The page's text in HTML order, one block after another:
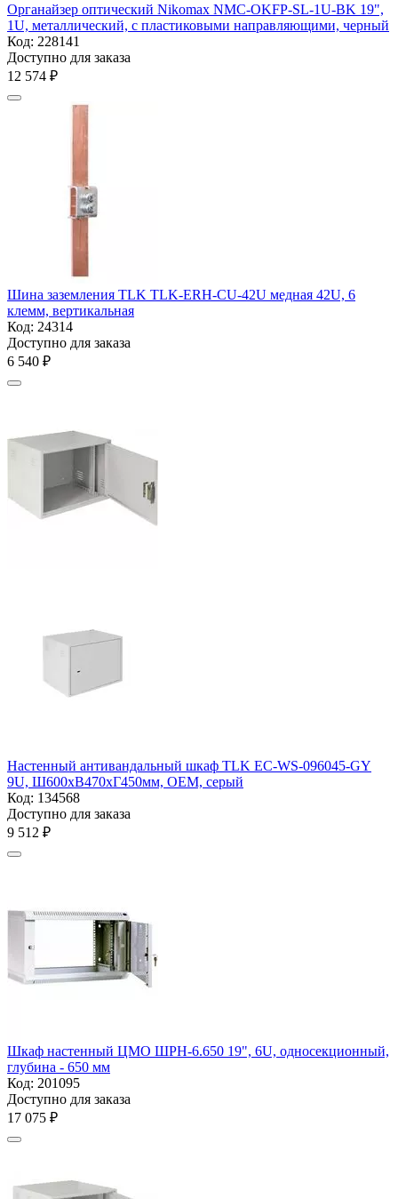
Органайзер оптический Nikomax NMC-OKFP-SL-1U-BK 19",
1U, металлический, с пластиковыми направляющими, черный
Код: 228141
Доступно для заказа
12 574 ₽
Шина заземления TLK TLK-ERH-CU-42U медная 42U, 6
клемм, вертикальная
Код: 24314
Доступно для заказа
6 540 ₽
Настенный антивандальный шкаф TLK EC-WS-096045-GY
9U, Ш600хВ470хГ450мм, OEM, серый
Код: 134568
Доступно для заказа
9 512 ₽
Шкаф настенный ЦМО ШРН-6.650 19", 6U, односекционный,
глубина - 650 мм
Код: 201095
Доступно для заказа
17 075 ₽